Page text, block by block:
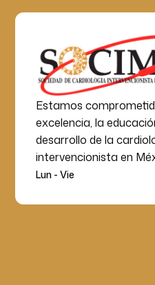
Estamos
excelencia, la
desarrollo de la
intervencionista en
Lun - Vie